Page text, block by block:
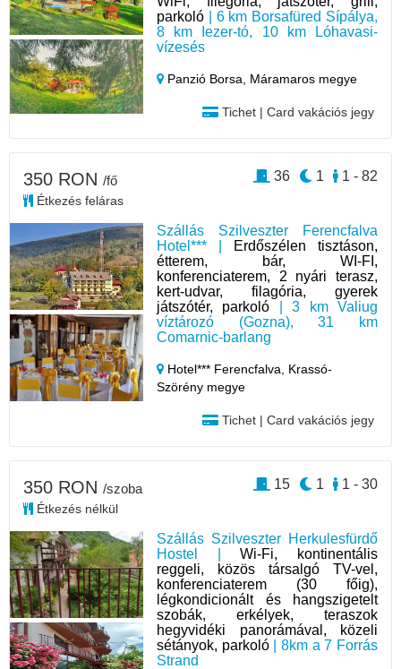
parkoló | 6 km Borsafüred Sípálya,
8 km Iezer-tó, 10 km Lóhavasi-
vízesés
Panzió Borsa, Máramaros megye
Tichet | Card vakációs jegy
Szállás Szilveszter Ferencfalva
Hotel*** |
Erdőszélen tisztáson,
étterem, bár, WI-FI,
konferenciaterem, 2 nyári terasz,
kert-udvar, filagória, gyerek
játszótér, parkoló | 3 km Valiug
víztározó (Gozna), 31 km
Comarnic-barlang
Hotel*** Ferencfalva, Krassó-
Szörény megye
Tichet | Card vakációs jegy
350 RON /fő
Étkezés feláras
1 - 82
1
36
Szállás Szilveszter Herkulesfürdő
Hostel |Wi-Fi, kontinentális
reggeli, közös társalgó TV-vel,
konferenciaterem (30 főig),
légkondicionált és hangszigetelt
szobák, erkélyek, teraszok
hegyvidéki panorámával, közeli
sétányok, parkoló| 8km a 7 Forrás
Strand
350 RON /szoba
Étkezés nélkül
1 - 30
1
15